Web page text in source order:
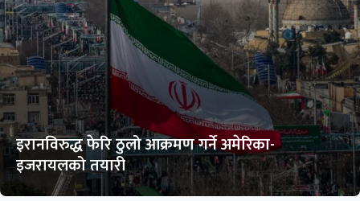
इरानविरुद्ध फेरि ठुलो आक्रमण गर्ने अमेरिका-
इजरायलको तयारी